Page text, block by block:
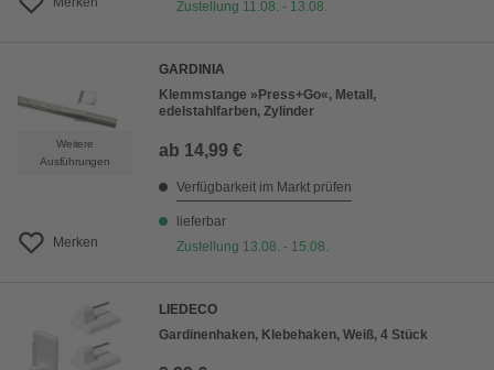
Zustellung 11.08. - 13.08.
Weitere
Ausführungen
Merken
GARDINIA
Klemmstange »Press+Go«, Metall,
edelstahlfarben, Zylinder
ab 14,99 €
Verfügbarkeit im Markt prüfen
lieferbar
Zustellung 13.08. - 15.08.
LIEDECO
Gardinenhaken, Klebehaken, Weiß, 4 Stück